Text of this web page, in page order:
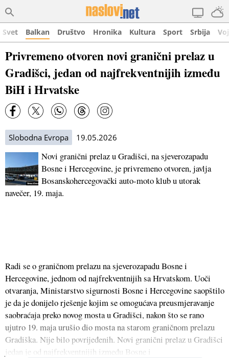
Svet Balkan Društvo Hronika Kultura Sport Srbija
Privremeno otvoren novi granični prelaz u
Gradišci, jedan od najfrekventnijih između
BiH i Hrvatske
Slobodna Evropa 19.05.2026
Novi granični prelaz u Gradišci, na sjeverozapadu
Bosne i Hercegovine, je privremeno otvoren, javlja
Bosanskohercegovački auto-moto klub u utorak
navečer, 19. maja.
Radi se o graničnom prelazu na sjeverozapadu Bosne i
Hercegovine, jednom od najfrekventnijih sa Hrvatskom. Uoči
otvaranja, Ministarstvo sigurnosti Bosne i Hercegovine saopštilo
je da je donijelo rješenje kojim se omogućava preusmjeravanje
saobraćaja preko novog mosta u Gradišci, nakon što se rano
ujutro 19. maja urušio dio mosta na starom graničnom prelazu
Gradiška. Nije bilo povrijeđenih. Novi granični prelaz u Gradišci
jedan je od najfrekventnijih između Bosne i